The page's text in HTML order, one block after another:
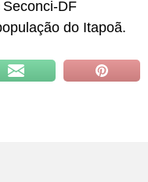
DF
do Itapoã.